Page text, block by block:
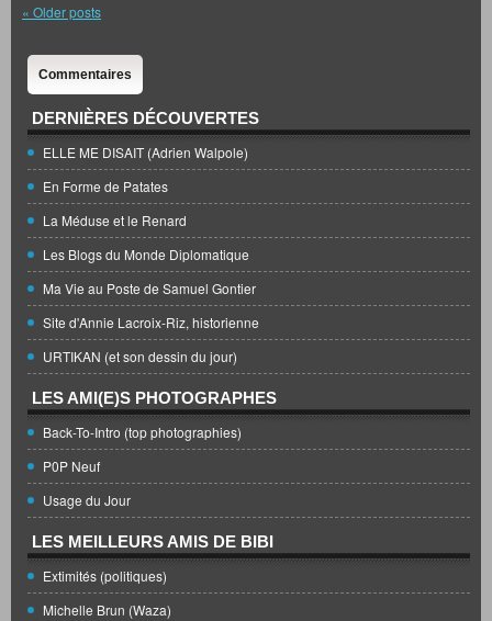
« Older posts
Commentaires
DERNIÈRES DÉCOUVERTES
ELLE ME DISAIT (Adrien Walpole)
En Forme de Patates
La Méduse et le Renard
Les Blogs du Monde Diplomatique
Ma Vie au Poste de Samuel Gontier
Site d'Annie Lacroix-Riz, historienne
URTIKAN (et son dessin du jour)
LES AMI(E)S PHOTOGRAPHES
Back-To-Intro (top photographies)
P0P Neuf
Usage du Jour
LES MEILLEURS AMIS DE BIBI
Extimités (politiques)
Michelle Brun (Waza)